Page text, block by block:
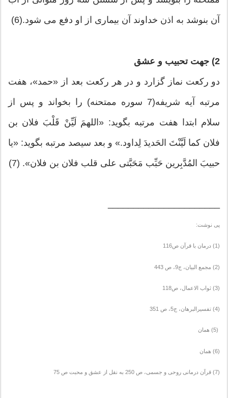
آن بنوشد به اذن خداوند آن بیماری از او دفع می شود.(6)
2) جهت تحبیب و عشق
دو رکعت نماز گزارد و در هر رکعت بعد از «حمد»، هفت
مرتبه آیه شریفه(7 سوره ممتحنه) را بخواند و پس از
سلام ابتدا هفت مرتبه بگوید: «اللهمَ لَیِّنْ قَلْبَ فلان بن
فلان کما لَیَّنْتَ الحَدیدَ لِداود.» و بعد سیصد مرتبه بگوید: «یا
حبیبَ المُدَّبِرین حَبِّب مَحَبَّتی علی قلب فلان بن فلان». (7)
پی نوشت:
(1) درمان با قرآن ص116
(2) مجمع البیان، ج9، ص 443
(3) ثواب الاعمال، ص118
(4) تفسیرالبرهان، ج5، ص 351
(5) همان
(6) همان
(7) قرآن درمانی روحی و جسمی، ص 250 به نقل از عشق و محبت ص 75